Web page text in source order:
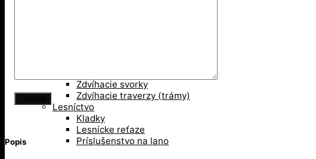
Zdvíhacie svorky
Zdvíhacie traverzy (trámy)
Lesníctvo
Kladky
Lesnícke reťaze
Príslušenstvo na lano
Popis